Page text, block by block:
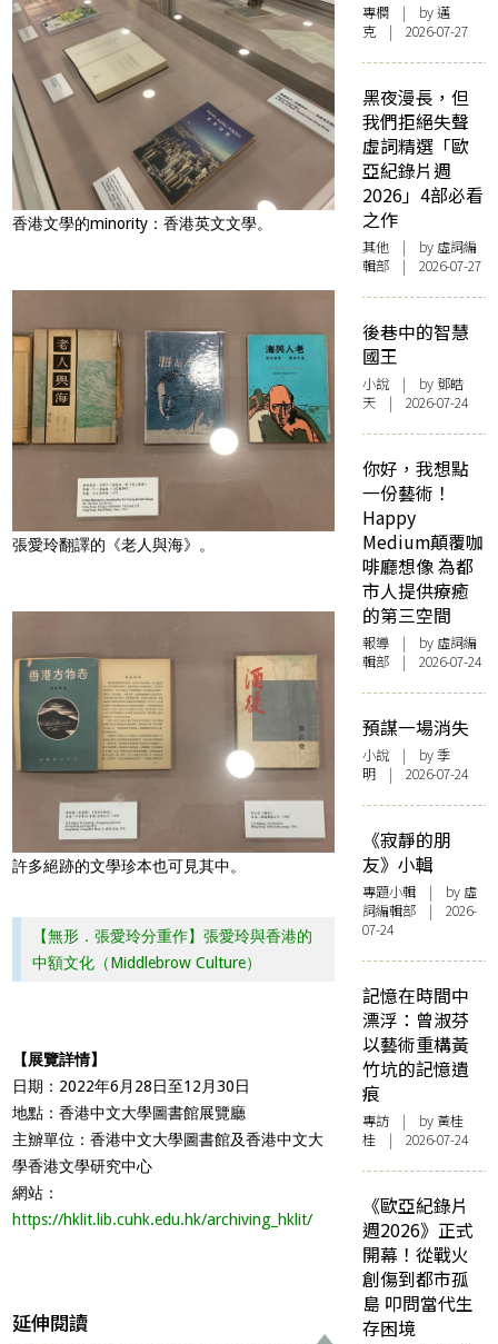
香港文學的minority：香港英文文學。
張愛玲翻譯的《老人與海》。
許多絕跡的文學珍本也可見其中。
【無形．張愛玲分重作】張愛玲與香港的
中額文化（Middlebrow Culture）
【展覽詳情】
日期：2022年6月28日至12月30日
地點：香港中文大學圖書館展覽廳
主辧單位：香港中文大學圖書館及香港中文大
學香港文學研究中心
網站：
https://hklit.lib.cuhk.edu.hk/archiving_hklit/
延伸閱讀
專欄 | by邁
克 | 2026-07-27
黑夜漫長，但
我們拒絕失聲
虛詞精選「歐
亞紀錄片週
2026」4部必看
之作
其他 | by 虛詞編
輯部 | 2026-07-27
後巷中的智慧
國王
小說 | by 鄧皓
天 | 2026-07-24
你好，我想點
一份藝術！
Happy
Medium顛覆咖
啡廳想像 為都
市人提供療癒
的第三空間
報導 | by 虛詞編
輯部 | 2026-07-24
預謀一場消失
小說 | by 季
明 | 2026-07-24
《寂靜的朋
友》小輯
專題小輯 | by 虛
詞編輯部 | 2026-
07-24
記憶在時間中
漂浮：曾淑芬
以藝術重構黃
竹坑的記憶遺
痕
專訪 | by 黃桂
桂 | 2026-07-24
《歐亞紀錄片
週2026》正式
開幕！從戰火
創傷到都市孤
島 叩問當代生
存困境